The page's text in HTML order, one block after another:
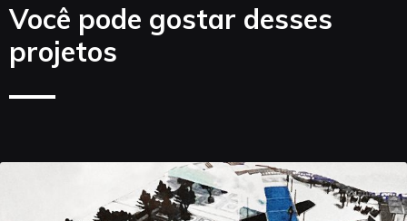
Você pode gostar desses
projetos